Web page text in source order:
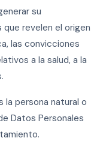
su
revelen el origen
las convicciones
a la salud, a la
la persona natural o
Datos Personales